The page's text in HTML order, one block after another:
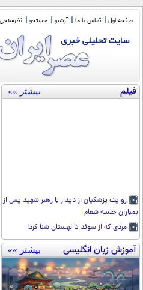
صفحه اول تماس با ما آرشیو جستجو نظرسنجی
فیلم بیشتر »»
روایت پزشکیان از دیدار با رهبر شهید پس از
بمباران جلسه شعام
مردی که از سوئد تا لهستان شنا کرد!
آموزش زبان انگلیسی بیشتر »»